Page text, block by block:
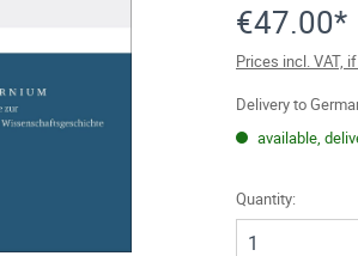
€47.00*
Prices incl. VAT,
Delivery to
available,
Quantity: